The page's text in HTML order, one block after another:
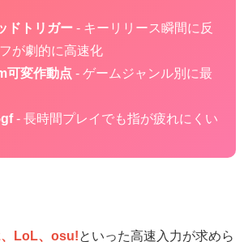
ドトリガー - キーリリース瞬間に反
が劇的に高速化
可変作動点 - ゲームジャンル別に最
- 長時間プレイでも指が疲れにくい
LoL、osu! といった高速入力が求めら